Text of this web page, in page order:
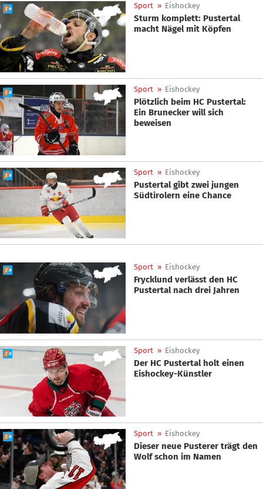
Sport » Eishockey
Sturm komplett: Pustertal
macht Nägel mit Köpfen
Sport » Eishockey
Plötzlich beim HC Pustertal:
Ein Brunecker will sich
beweisen
Sport » Eishockey
Pustertal gibt zwei jungen
Südtirolern eine Chance
Sport » Eishockey
Frycklund verlässt den HC
Pustertal nach drei Jahren
Sport » Eishockey
Der HC Pustertal holt einen
Eishockey-Künstler
Sport » Eishockey
Dieser neue Pusterer trägt den
Wolf schon im Namen